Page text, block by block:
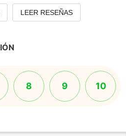
LEER RESEÑAS
8 9 10